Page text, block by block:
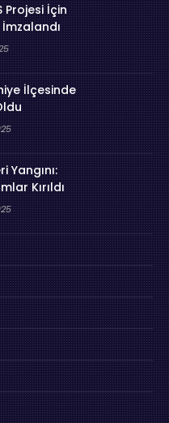
Projesi İçin
İmzalandı
İlçesinde
Yangını:
Kırıldı